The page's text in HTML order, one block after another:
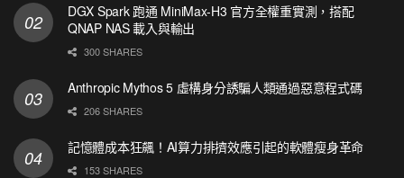
DGX Spark 跑通 MiniMax-H3 官方全權重實測，搭配
QNAP NAS 載入與輸出
300 SHARES
Anthropic Mythos 5 虛構身分誘騙人類通過惡意程式碼
206 SHARES
記憶體成本狂飆！AI算力排擠效應引起的軟體瘦身革命
153 SHARES